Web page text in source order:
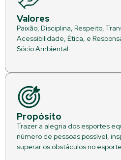
Valores
Paixão, Disciplina, Respeito,
Acessibilidade, Ética, e
Sócio Ambiental.
Propósito
Trazer a alegria dos esportes
número de pessoas possível,
superar os obstáculos no